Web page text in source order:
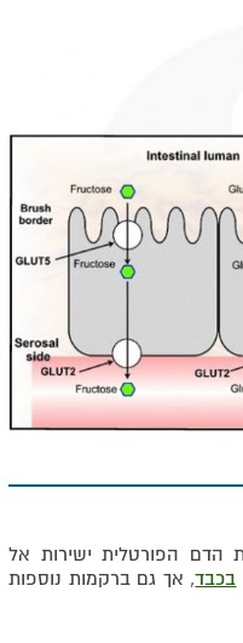
פרוקטוז
הדם הפורטלית ישירות אל
בכבד, אך גם ברקמות נוספות